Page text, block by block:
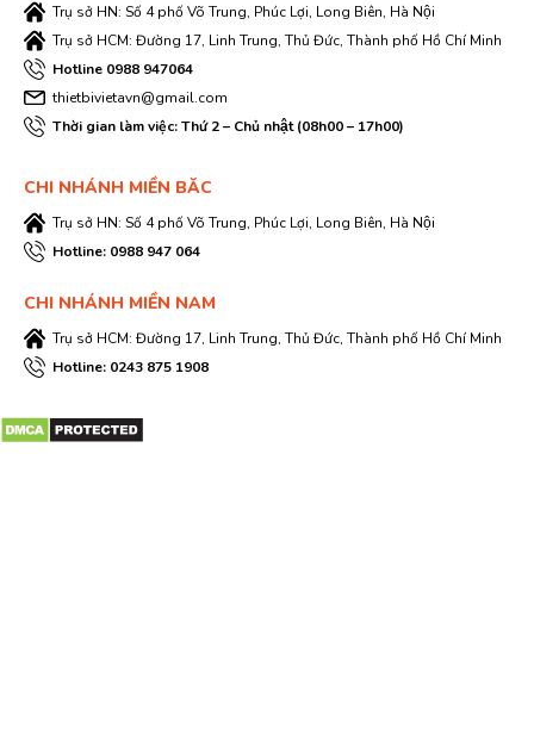
Trụ sở HN: Số 4 phố Võ Trung, Phúc Lợi, Long Biên, Hà Nội
Trụ sở HCM: Đường 17, Linh Trung, Thủ Đức, Thành phố Hồ Chí Minh
Hotline 0988 947064
thietbivietavn@gmail.com
Thời gian làm việc: Thứ 2 – Chủ nhật (08h00 – 17h00)
CHI NHÁNH MIỀN BĂC
Trụ sở HN: Số 4 phố Võ Trung, Phúc Lợi, Long Biên, Hà Nội
Hotline: 0988 947 064
CHI NHÁNH MIỀN NAM
Trụ sở HCM: Đường 17, Linh Trung, Thủ Đức, Thành phố Hồ Chí Minh
Hotline: 0243 875 1908